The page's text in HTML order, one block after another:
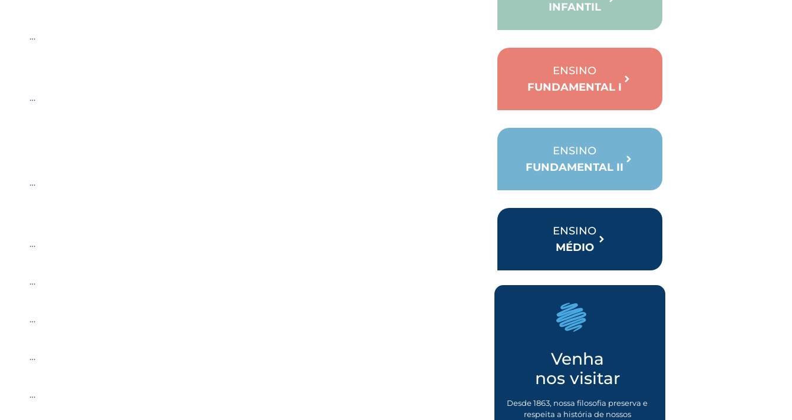
…
…
…
…
…
…
…
…
INFANTIL
ENSINO
FUNDAMENTAL I
ENSINO
FUNDAMENTAL II
ENSINO
MÉDIO
Venha
nos visitar
Desde 1863, nossa filosofia preserva e
respeita a história de nossos